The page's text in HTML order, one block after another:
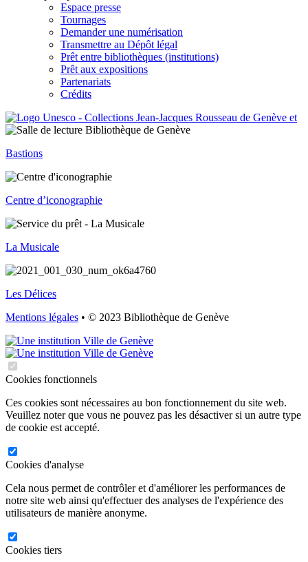
Espace presse
Tournages
Demander une numérisation
Transmettre au Dépôt légal
Prêt entre bibliothèques (institutions)
Prêt aux expositions
Partenariats
Crédits
Bastions
Centre d’iconographie
La Musicale
Les Délices
Mentions légales • © 2023 Bibliothèque de Genève
Cookies fonctionnels
Ces cookies sont nécessaires au bon fonctionnement du site web.
Veuillez noter que vous ne pouvez pas les désactiver si un autre type
de cookie est accepté.
Cookies d'analyse
Cela nous permet de contrôler et d'améliorer les performances de
notre site web ainsi qu'effectuer des analyses de l'expérience des
utilisateurs de manière anonyme.
Cookies tiers